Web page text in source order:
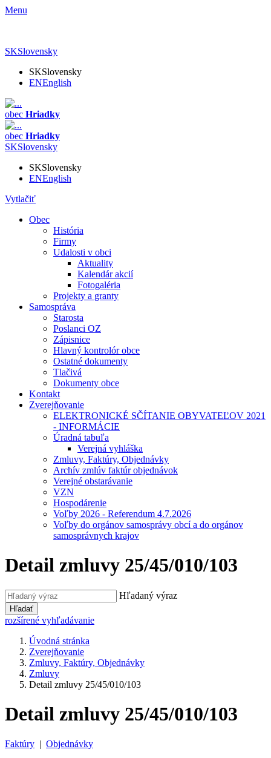
Menu
SKSlovensky
SKSlovensky
ENEnglish
obec Hriadky
obec Hriadky
SKSlovensky
SKSlovensky
ENEnglish
Vytlačiť
Obec
História
Firmy
Udalosti v obci
Aktuality
Kalendár akcií
Fotogaléria
Projekty a granty
Samospráva
Starosta
Poslanci OZ
Zápisnice
Hlavný kontrolór obce
Ostatné dokumenty
Tlačivá
Dokumenty obce
Kontakt
Zverejňovanie
ELEKTRONICKÉ SČÍTANIE OBYVATEĽOV 2021
- INFORMÁCIE
Úradná tabuľa
Verejná vyhláška
Zmluvy, Faktúry, Objednávky
Archív zmlúv faktúr objednávok
Verejné obstarávanie
VZN
Hospodárenie
Voľby 2026 - Referendum 4.7.2026
Voľby do orgánov samosprávy obcí a do orgánov
samosprávnych krajov
Detail zmluvy 25/45/010/103
Hľadaný výraz
Hľadať
rozšírené vyhľadávanie
Úvodná stránka
Zverejňovanie
Zmluvy, Faktúry, Objednávky
Zmluvy
Detail zmluvy 25/45/010/103
Detail zmluvy 25/45/010/103
Faktúry | Objednávky